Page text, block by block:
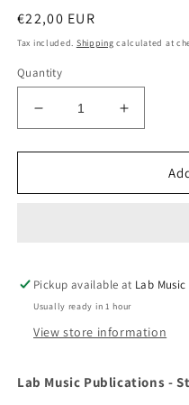
Regular
price
€22,00 EUR
Tax included. Shipping calculated at
Quantity
Decrease
quantity
for
Up
Publications
Increase
quantity
for
Starting
Up
Pickup available at Lab
Usually ready in 1 hour
View store information
Lab Music Publications -